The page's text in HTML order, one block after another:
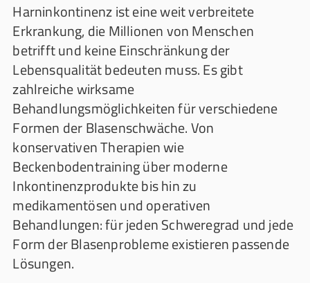
Harninkontinenz ist eine weit verbreitete
Erkrankung, die Millionen von Menschen
betrifft und keine Einschränkung der
Lebensqualität bedeuten muss. Es gibt
zahlreiche wirksame
Behandlungsmöglichkeiten für verschiedene
Formen der Blasenschwäche. Von
konservativen Therapien wie
Beckenbodentraining über moderne
Inkontinenzprodukte bis hin zu
medikamentösen und operativen
Behandlungen: für jeden Schweregrad und jede
Form der Blasenprobleme existieren passende
Lösungen.